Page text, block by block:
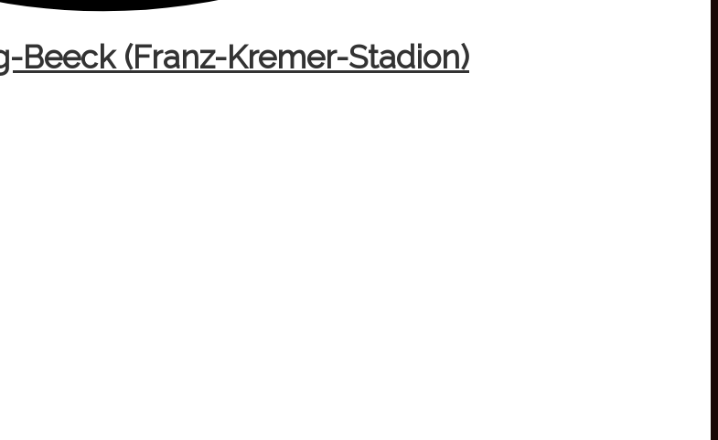
Beeck (Franz-Kremer-Stadion)